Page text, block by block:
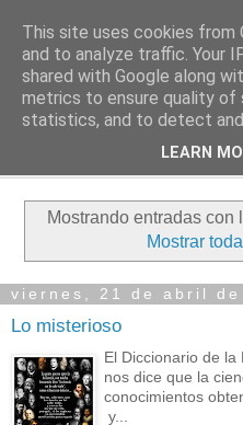
PASEANTE
Blog personal de Emilio
Mostrando entradas con
Mostrar
viernes, 21 de abril de
Lo misterioso
El Diccionario de la
nos dice que la
conocimientos
y...
This site uses cookies
and to analyze traffic. Your
shared with Google along
metrics to ensure quality of
statistics, and to detect and
LEARN